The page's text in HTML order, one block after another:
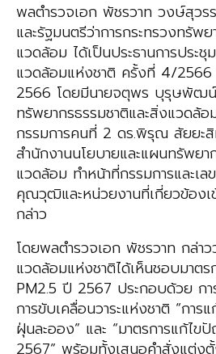
พลตำรวจเอก พัชรวาท วงษ์สุว
และรัฐมนตรีว่าการกระทรวงทรัพ
แวดล้อม ได้เป็นประธานการประ
แวดล้อมแห่งชาติ ครั้งที่ 4/
2566 โดยมีนายจตุพร บุรุษพัฒ
ทรัพยากรธรรมชาติและสิ่งแวดล้อ
กรรมการคนที่ 2 ดร.พิรุณ สัยยะสิ
สำนักงานนโยบายและแผนทรัพยา
แวดล้อม ทำหน้าที่กรรมการและเ
คุณวุฒิและหน่วยงานที่เกี่ยวข้องเ
กล่าว
โดยพลตำรวจเอก พัชรวาท กล่า
แวดล้อมแห่งชาติได้เห็นชอบมาต
PM2.5 ปี 2567 ประกอบด้วย ก
การขับเคลื่อนวาระแห่งชาติ “กา
ฝุ่นละออง” และ “มาตรการแก้ไ
2567” พร้อมทั้งเสนอคำสั่งแต่ง